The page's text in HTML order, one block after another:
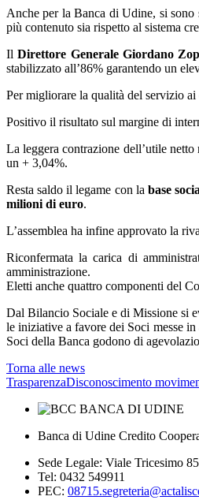
Anche per la Banca di Udine, si
più contenuto sia rispetto al sistema
IlDirettore Generale Giordano
stabilizzato all’86% garantendo un
Per migliorare la qualità del servizio
Positivo il risultato sul margine di
La leggera contrazione dell’utile
un + 3,04%.
Resta saldo il legame con la base
milioni di euro.
L’assemblea ha infine approvato la
Riconfermata la carica di
amministrazione.
Eletti anche quattro componenti del
Dal Bilancio Sociale e di Missione si
le iniziative a favore dei Soci messe
Soci della Banca godono di
Torna alle news
TrasparenzaDisconoscimento
Banca di Udine Credito
Sede Legale: Viale Tricesimo
Tel: 0432 549911
PEC: